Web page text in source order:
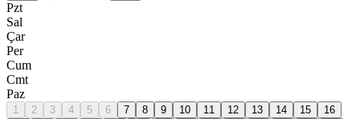
Pzt
Sal
Çar
Per
Cum
Cmt
Paz
1 2 3 4 5 6 7 8 9 10 11 12 13 14 15
16